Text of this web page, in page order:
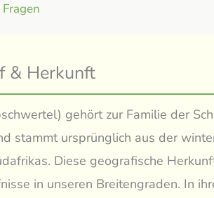
& Herkunft
gehört zur Familie der
stammt ursprünglich aus der
Diese geografische
in unseren Breitengraden. In